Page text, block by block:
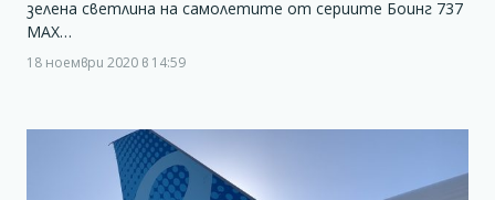
зелена светлина на самолетите от сериите Боинг 737
МАХ…
18 ноември 2020 в 14:59